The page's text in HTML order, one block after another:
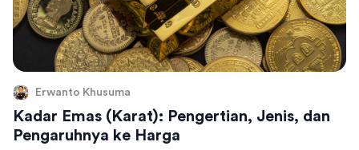
Erwanto Khusuma
Kadar Emas (Karat): Pengertian, Jenis, dan
Pengaruhnya ke Harga